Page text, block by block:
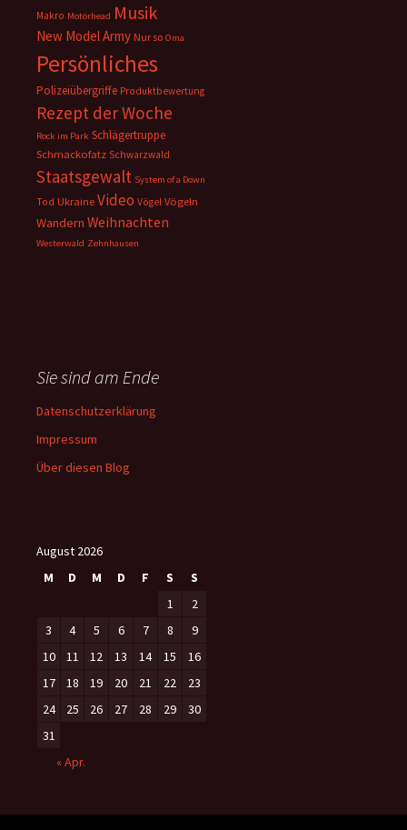
Makro Motörhead Musik
New Model Army Nur so Oma
Persönliches
Polizeiübergriffe Produktbewertung
Rezept der Woche
Rock im Park Schlägertruppe
Schmackofatz Schwarzwald
Staatsgewalt System of a Down
Tod Ukraine Video Vögel Vögeln
Wandern Weihnachten
Westerwald Zehnhausen
Sie sind am Ende
Datenschutzerklärung
Impressum
Über diesen Blog
August 2026
M
D M D F S
S
1
2
3
4 5 6 7 8
9
10
11 12 13 14 15
16
17
18 19 20 21 22
23
24
25 26 27 28 29
30
31
« Apr.